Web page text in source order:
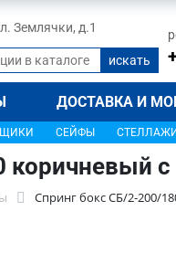
Землячки, д.1
ДОСТАВКА И
СЕЙФЫ СТЕЛЛАЖИ
коричневый
Спринг бокс СБ/2-200/